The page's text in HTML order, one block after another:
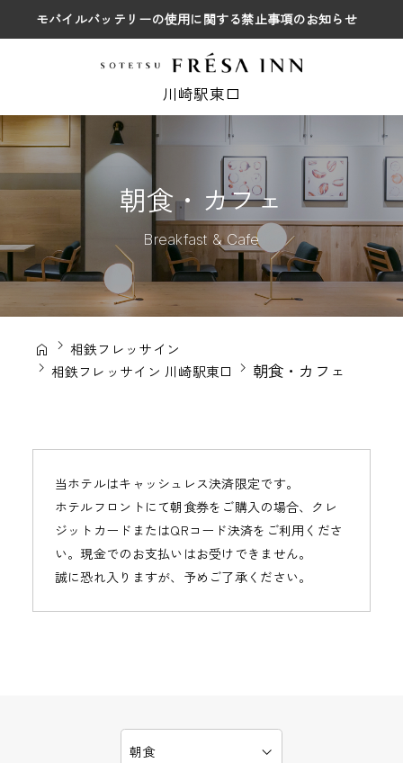
モバイルバッテリーの使用に関する禁止事項のお知らせ
川崎駅東口
朝食・カフェ
Breakfast & Cafe
相鉄フレッサイン
相鉄フレッサイン 川崎駅東口
朝食・カフェ
当ホテルはキャッシュレス決済限定です。
ホテルフロントにて朝食券をご購入の場合、クレ
ジットカードまたはQRコード決済をご利用くださ
い。現金でのお支払いはお受けできません。
誠に恐れ入りますが、予めご了承ください。
朝食